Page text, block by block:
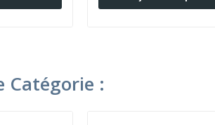
Catégorie :